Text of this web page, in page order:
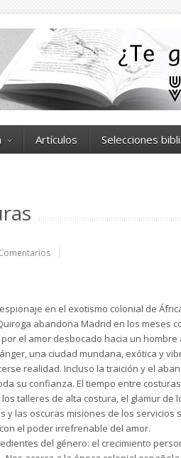
Artículos Selecciones
en el exotismo colonial de
abandona Madrid en los meses
el amor desbocado hacia un hombre
una ciudad mundana, exótica y
realidad. Incluso la traición y el
su confianza. El tiempo entre
talleres de alta costura, el glamur de
y las oscuras misiones de los servicios
el poder irrefrenable del amor.
del género: el crecimiento